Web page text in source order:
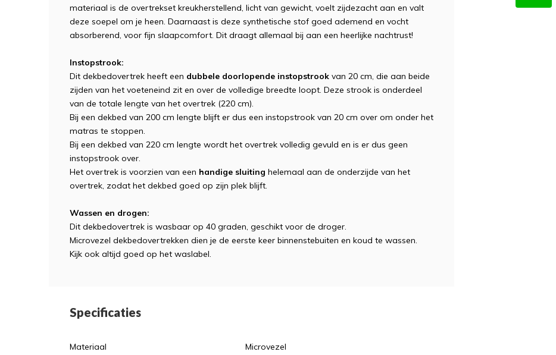
materiaal is de overtrekset kreukherstellend, licht van gewicht, voelt zijdezacht aan en valt
deze soepel om je heen. Daarnaast is deze synthetische stof goed ademend en vocht
absorberend, voor fijn slaapcomfort. Dit draagt allemaal bij aan een heerlijke nachtrust!
Instopstrook:
Dit dekbedovertrek heeft een dubbele doorlopende instopstrook van 20 cm, die aan beide
zijden van het voeteneind zit en over de volledige breedte loopt. Deze strook is onderdeel
van de totale lengte van het overtrek (220 cm).
Bij een dekbed van 200 cm lengte blijft er dus een instopstrook van 20 cm over om onder het
matras te stoppen.
Bij een dekbed van 220 cm lengte wordt het overtrek volledig gevuld en is er dus geen
instopstrook over.
Het overtrek is voorzien van een handige sluiting helemaal aan de onderzijde van het
overtrek, zodat het dekbed goed op zijn plek blijft.
Wassen en drogen:
Dit dekbedovertrek is wasbaar op 40 graden, geschikt voor de droger.
Microvezel dekbedovertrekken dien je de eerste keer binnenstebuiten en koud te wassen.
Kijk ook altijd goed op het waslabel.
Specificaties
Materiaal Microvezel